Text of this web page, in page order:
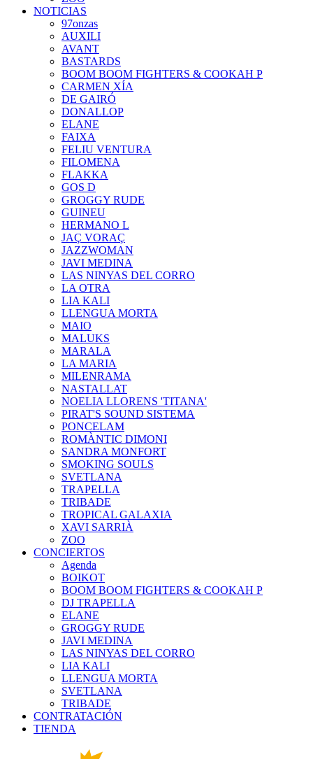
NOTICIAS
97onzas
AUXILI
AVANT
BASTARDS
BOOM BOOM FIGHTERS & COOKAH P
CARMEN XÍA
DE GAIRÓ
DONALLOP
ELANE
FAIXA
FELIU VENTURA
FILOMENA
FLAKKA
GOS D
GROGGY RUDE
GUINEU
HERMANO L
JAÇ VORAÇ
JAZZWOMAN
JAVI MEDINA
LAS NINYAS DEL CORRO
LA OTRA
LIA KALI
LLENGUA MORTA
MAIO
MALUKS
MARALA
LA MARIA
MILENRAMA
NASTALLAT
NOELIA LLORENS 'TITANA'
PIRAT'S SOUND SISTEMA
PONCELAM
ROMÀNTIC DIMONI
SANDRA MONFORT
SMOKING SOULS
SVETLANA
TRAPELLA
TRIBADE
TROPICAL GALAXIA
XAVI SARRIÀ
ZOO
CONCIERTOS
Agenda
BOIKOT
BOOM BOOM FIGHTERS & COOKAH P
DJ TRAPELLA
ELANE
GROGGY RUDE
JAVI MEDINA
LAS NINYAS DEL CORRO
LIA KALI
LLENGUA MORTA
SVETLANA
TRIBADE
CONTRATACIÓN
TIENDA